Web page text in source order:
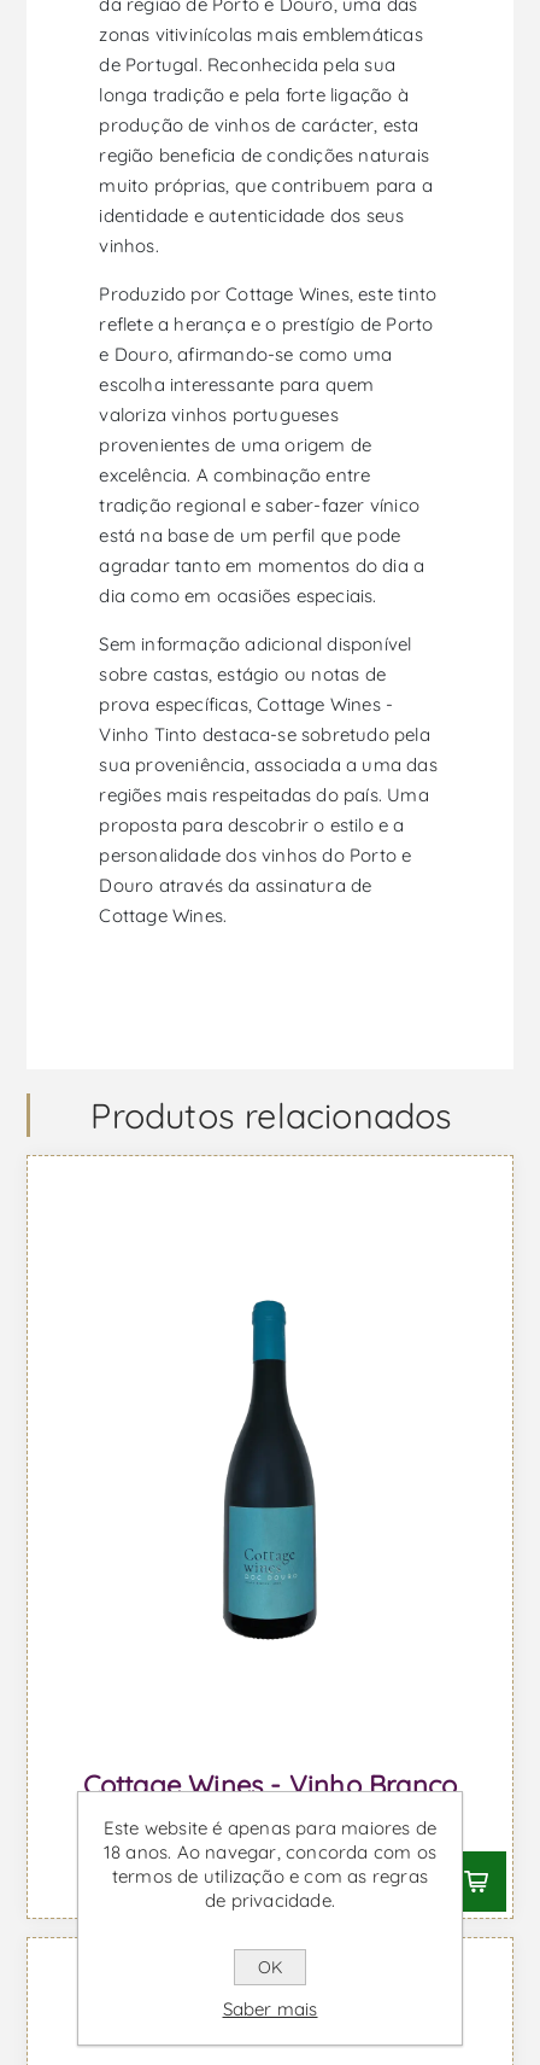
zonas vitivinícolas mais emblemáticas
de Portugal. Reconhecida pela sua
longa tradição e pela forte ligação à
produção de vinhos de carácter, esta
região beneficia de condições naturais
muito próprias, que contribuem para a
identidade e autenticidade dos seus
vinhos.
Produzido por Cottage Wines, este tinto
reflete a herança e o prestígio de Porto
e Douro, afirmando-se como uma
escolha interessante para quem
valoriza vinhos portugueses
provenientes de uma origem de
excelência. A combinação entre
tradição regional e saber-fazer vínico
está na base de um perfil que pode
agradar tanto em momentos do dia a
dia como em ocasiões especiais.
Sem informação adicional disponível
sobre castas, estágio ou notas de
prova específicas, Cottage Wines -
Vinho Tinto destaca-se sobretudo pela
sua proveniência, associada a uma das
regiões mais respeitadas do país. Uma
proposta para descobrir o estilo e a
personalidade dos vinhos do Porto e
Douro através da assinatura de
Cottage Wines.
Produtos relacionados
Cottage Wines - Vinho Branco
Desde €14,62 IVA incl.
Este website é apenas para maiores de
18 anos. Ao navegar, concorda com os
termos de utilização e com as regras
de privacidade.
OK
Saber mais